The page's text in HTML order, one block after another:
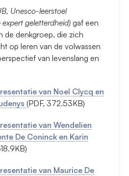
Unesco-leerstoel
geletterdheid) gaf een
de denkgroep, die zich
op leren van de volwassen
van levenslang en
van Noel Clycq en
(PDF, 372.53KB)
van Wendelien
De Coninck en Karin
van Maurice De